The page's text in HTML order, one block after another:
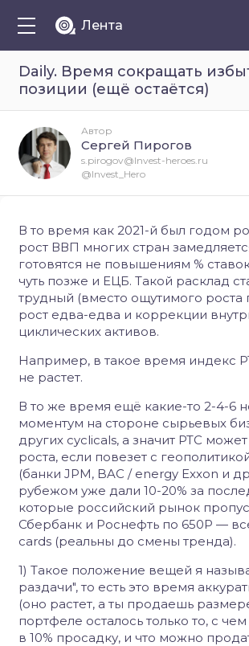
Лента
Daily. Время сокращать
позиции (ещё остаётся)
В то время как 2021-й был годом
рост ВВП многих стран
готовятся не повышениям %
чуть позже и ЕЦБ. Такой расклад
трудный (вместо ощутимого роста
рост едва-едва и коррекции
циклических активов.
Например, в такое время индекс
не растет.
В то же время ещё какие-то 2-4-6
моментум на стороне сырьевых
других cyclicals, а значит РТС может
роста, если повезет с
(банки JPM, BAC / energy Exxon и
рубежом уже дали 10-20% за
которые российский рынок
Сбербанк и Роснефть по 650Р —
cards (реальны до смены тренда).
1) Такое положение вещей я
раздачи", то есть это время
(оно растет, а ты продаешь
портфеле осталось только то, с
в 10% просадку, и что можно
Автор
Сергей Пирогов
s.pirogov@Invest-heroes.ru
@Invest_Hero